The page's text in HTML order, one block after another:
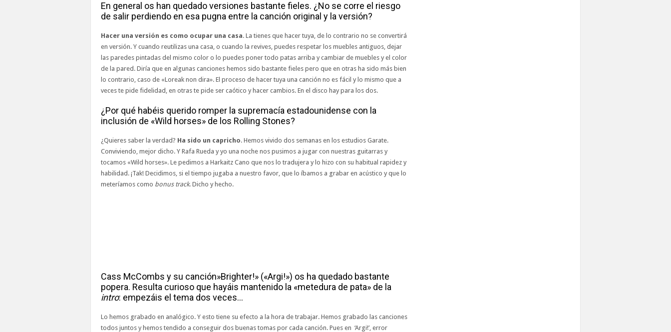
En general os han quedado versiones bastante fieles. ¿No se corre el riesgo
de salir perdiendo en esa pugna entre la canción original y la versión?
Hacer una versión es como ocupar una casa. La tienes que hacer tuya, de lo contrario no se convertirá
en versión. Y cuando reutilizas una casa, o cuando la revives, puedes respetar los muebles antiguos, dejar
las paredes pintadas del mismo color o lo puedes poner todo patas arriba y cambiar de muebles y el color
de la pared. Diría que en algunas canciones hemos sido bastante fieles pero que en otras ha sido más bien
lo contrario, caso de «Loreak non dira». El proceso de hacer tuya una canción no es fácil y lo mismo que a
veces te pide fidelidad, en otras te pide ser caótico y hacer cambios. En el disco hay para los dos.
¿Por qué habéis querido romper la supremacía estadounidense con la
inclusión de «Wild horses» de los Rolling Stones?
¿Quieres saber la verdad? Ha sido un capricho. Hemos vivido dos semanas en los estudios Garate.
Conviviendo, mejor dicho. Y Rafa Rueda y yo una noche nos pusimos a jugar con nuestras guitarras y
tocamos «Wild horses». Le pedimos a Harkaitz Cano que nos lo tradujera y lo hizo con su habitual rapidez y
habilidad. ¡Tak! Decidimos, si el tiempo jugaba a nuestro favor, que lo íbamos a grabar en acústico y que lo
meteríamos como bonus track. Dicho y hecho.
Cass McCombs y su canción»Brighter!» («Argi!») os ha quedado bastante
popera. Resulta curioso que hayáis mantenido la «metedura de pata» de la
intro: empezáis el tema dos veces…
Lo hemos grabado en analógico. Y esto tiene su efecto a la hora de trabajar. Hemos grabado las canciones
todos juntos y hemos tendido a conseguir dos buenas tomas por cada canción. Pues en ‘Argi!’, error